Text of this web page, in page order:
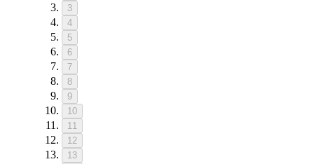
3
4
5
6
7
8
9
10
11
12
13